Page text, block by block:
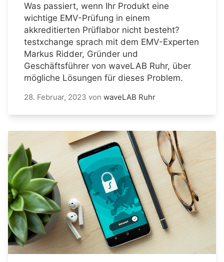
Was passiert, wenn Ihr Produkt eine
wichtige EMV-Prüfung in einem
akkreditierten Prüflabor nicht besteht?
testxchange sprach mit dem EMV-Experten
Markus Ridder, Gründer und
Geschäftsführer von waveLAB Ruhr, über
mögliche Lösungen für dieses Problem.
28. Februar, 2023 von waveLAB Ruhr